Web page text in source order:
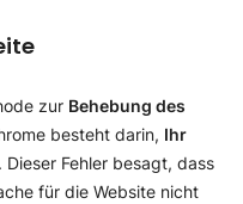
zur Behebung des
besteht darin, Ihr
. Dieser Fehler besagt, dass
für die Website nicht